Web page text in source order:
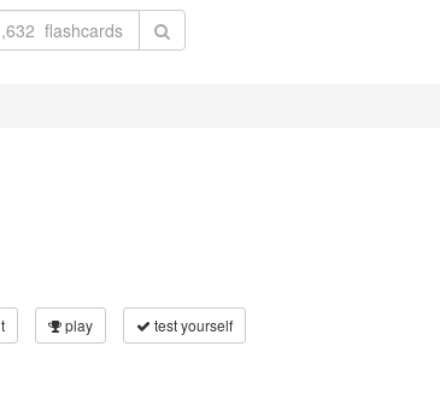
play test yourself